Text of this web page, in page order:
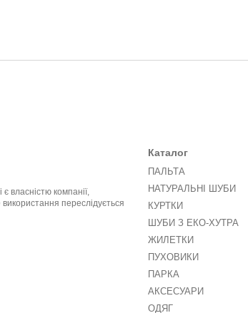
є власністю компанії,
переслідується
Каталог
ПАЛЬТА
НАТУРАЛЬНІ ШУБИ
КУРТКИ
ШУБИ З ЕКО-ХУТРА
ЖИЛЕТКИ
ПУХОВИКИ
ПАРКА
АКСЕСУАРИ
ОДЯГ